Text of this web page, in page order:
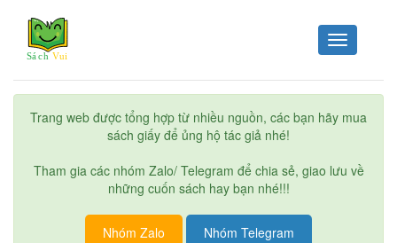
Toggle
navigation
Trang web được tổng hợp từ nhiều nguồn, các bạn hãy mua
sách giấy để ủng hộ tác giả nhé!
Tham gia các nhóm Zalo/ Telegram để chia sẻ, giao lưu về
những cuốn sách hay bạn nhé!!!
Nhóm Zalo Nhóm Telegram